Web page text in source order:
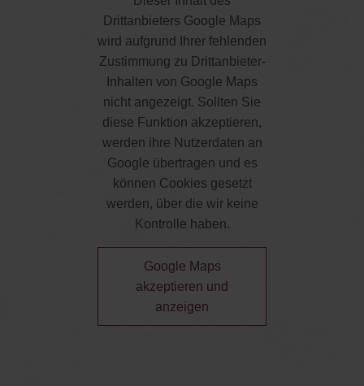
Drittanbieters Google Maps
wird aufgrund Ihrer fehlenden
Zustimmung zu Drittanbieter-
Inhalten von Google Maps
nicht angezeigt. Sollten Sie
diese Funktion akzeptieren,
werden ihre Nutzerdaten an
Google übertragen und es
können Cookies gesetzt
werden, über die wir keine
Kontrolle haben.
Google Maps
akzeptieren und
anzeigen